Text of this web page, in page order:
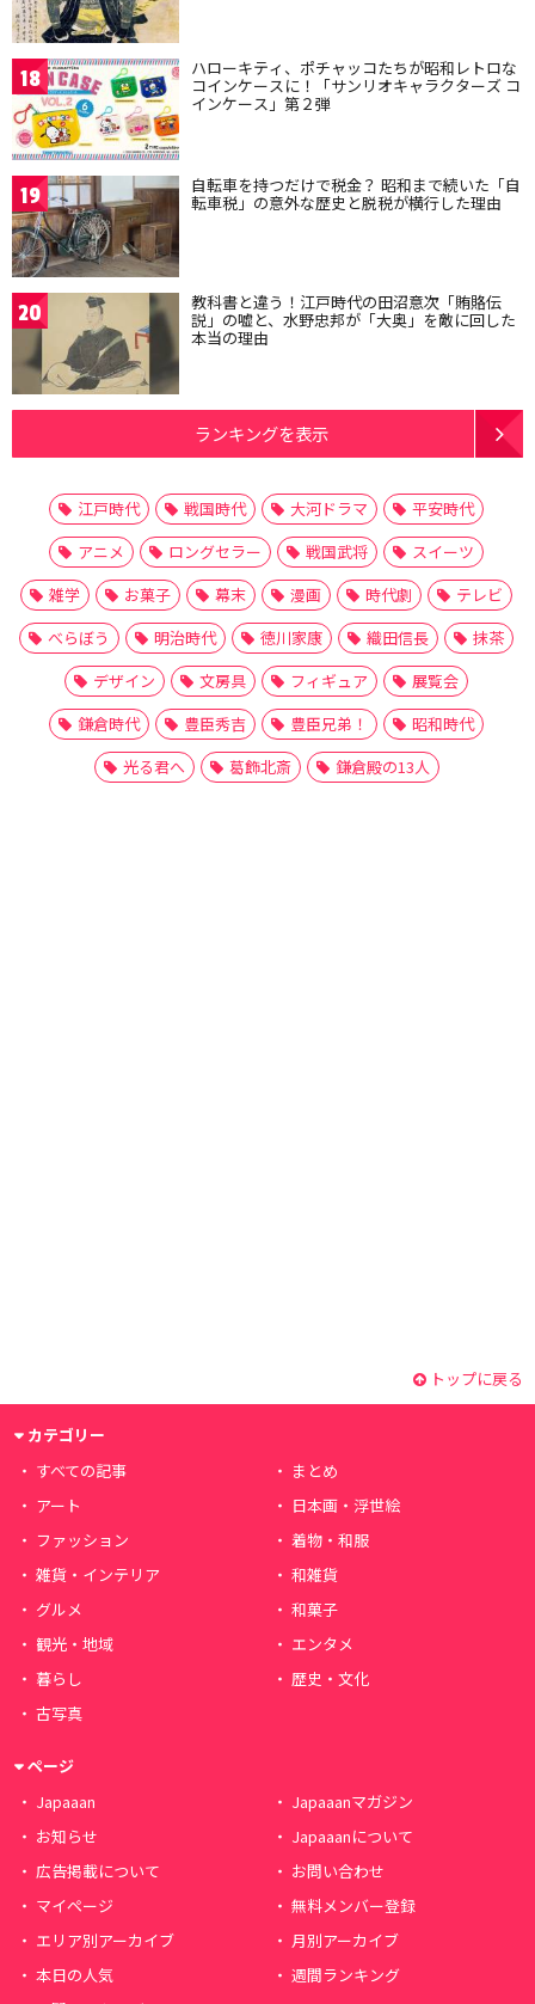
18 ハローキティ、ポチャッコたちが昭和レトロな
コインケースに！「サンリオキャラクターズ コ
インケース」第２弾
19 自転車を持つだけで税金？ 昭和まで続いた「自
転車税」の意外な歴史と脱税が横行した理由
20 教科書と違う！江戸時代の田沼意次「賄賂伝
説」の嘘と、水野忠邦が「大奥」を敵に回した
本当の理由
ランキングを表示
江戸時代 戦国時代 大河ドラマ
平安時代
アニメ
ロングセラー 戦国武将
スイーツ
雑学
お菓子 幕末 漫画 時代劇
テレビ
べらぼう
明治時代 徳川家康 織田信長
抹茶
デザイン
文房具 フィギュア
展覧会
鎌倉時代
豊臣秀吉 豊臣兄弟！
昭和時代
光る君へ
葛飾北斎 鎌倉殿の13人
トップに戻る
カテゴリー
すべての記事
まとめ
アート
日本画・浮世絵
ファッション
着物・和服
雑貨・インテリア
和雑貨
グルメ
和菓子
観光・地域
エンタメ
暮らし
歴史・文化
古写真
ページ
Japaaan
Japaaanマガジン
お知らせ
Japaaanについて
広告掲載について
お問い合わせ
マイページ
無料メンバー登録
エリア別アーカイブ
月別アーカイブ
本日の人気
週間ランキング